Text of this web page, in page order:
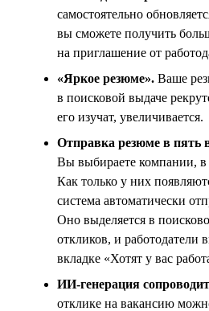
самостоятельно
вы сможете получить
на приглашение от
«Яркое резюме». Ваше
в поисковой выдаче
его изучат, увеличивается.
Отправка резюме в
Вы выбираете компании, в
Как только у них
система автоматически
Оно выделяется в
откликов, и работодатели
вкладке «Хотят у вас
ИИ-генерация
отклике на вакансию